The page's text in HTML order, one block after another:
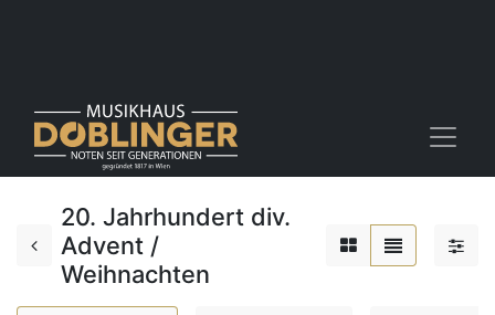
20. Jahrhundert div.
Advent /
Weihnachten